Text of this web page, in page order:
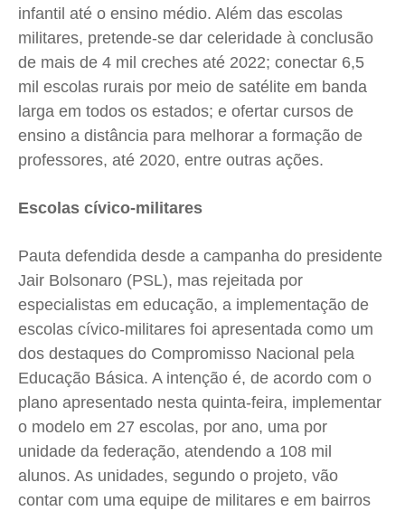
Contato
Anuncie
Termos de Uso
Privacidade
Contato
Anuncie
Termos de Uso
Privacidade
Contato
Anuncie
Termos de Uso
Privacidade
Contato
Anuncie
Termos de Uso
Privacidade
infantil até o ensino médio. Além das escolas
militares, pretende-se dar celeridade à conclusão
de mais de 4 mil creches até 2022; conectar 6,5
mil escolas rurais por meio de satélite em banda
larga em todos os estados; e ofertar cursos de
ensino a distância para melhorar a formação de
professores, até 2020, entre outras ações.
Escolas cívico-militares
Pauta defendida desde a campanha do presidente
Jair Bolsonaro (PSL), mas rejeitada por
especialistas em educação, a implementação de
escolas cívico-militares foi apresentada como um
dos destaques do Compromisso Nacional pela
Educação Básica. A intenção é, de acordo com o
plano apresentado nesta quinta-feira, implementar
o modelo em 27 escolas, por ano, uma por
unidade da federação, atendendo a 108 mil
alunos. As unidades, segundo o projeto, vão
contar com uma equipe de militares e em bairros